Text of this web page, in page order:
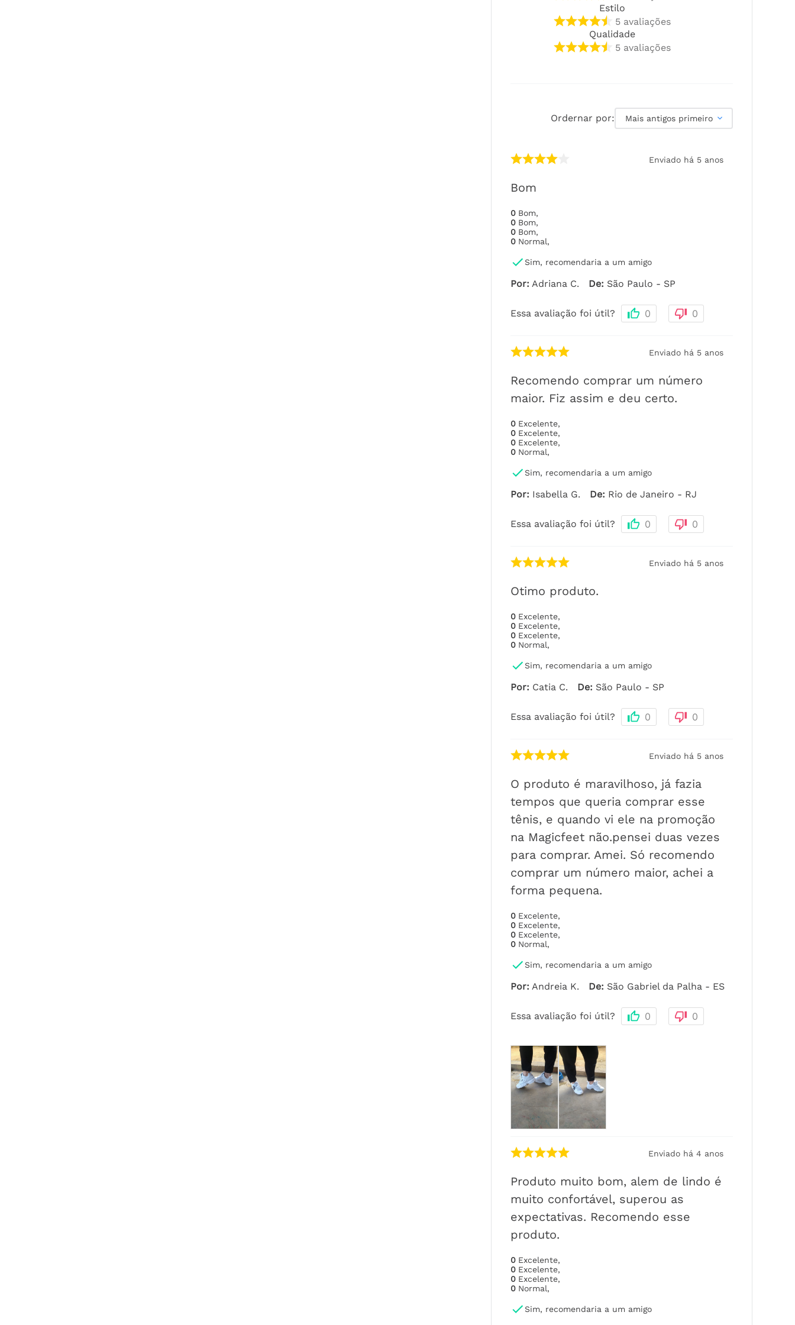
Estilo
5 avaliações
Qualidade
5 avaliações
Ordernar por: Mais antigos primeiro
Enviado há 5 anos
Bom
0 Bom,
0 Bom,
0 Bom,
0 Normal,
Sim, recomendaria a um amigo
Por: Adriana C. De: São Paulo - SP
Essa avaliação foi útil? 0 0
Enviado há 5 anos
Recomendo comprar um número
maior. Fiz assim e deu certo.
0 Excelente,
0 Excelente,
0 Excelente,
0 Normal,
Sim, recomendaria a um amigo
Por: Isabella G. De: Rio de Janeiro - RJ
Essa avaliação foi útil? 0 0
Enviado há 5 anos
Otimo produto.
0 Excelente,
0 Excelente,
0 Excelente,
0 Normal,
Sim, recomendaria a um amigo
Por: Catia C. De: São Paulo - SP
Essa avaliação foi útil? 0 0
Enviado há 5 anos
O produto é maravilhoso, já fazia
tempos que queria comprar esse
tênis, e quando vi ele na promoção
na Magicfeet não.pensei duas vezes
para comprar. Amei. Só recomendo
comprar um número maior, achei a
forma pequena.
0 Excelente,
0 Excelente,
0 Excelente,
0 Normal,
Sim, recomendaria a um amigo
Por: Andreia K. De: São Gabriel da Palha - ES
Essa avaliação foi útil? 0 0
Enviado há 4 anos
Produto muito bom, alem de lindo é
muito confortável, superou as
expectativas. Recomendo esse
produto.
0 Excelente,
0 Excelente,
0 Excelente,
0 Normal,
Sim, recomendaria a um amigo